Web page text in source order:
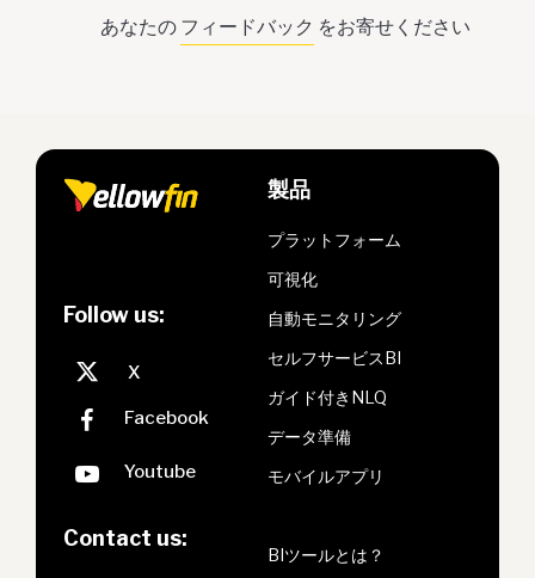
あなたの フィードバック をお寄せください
Follow us:
Contact us:
製品
プラットフォーム
可視化
自動モニタリング
セルフサービスBI
ガイド付きNLQ
データ準備
モバイルアプリ
BIツールとは？